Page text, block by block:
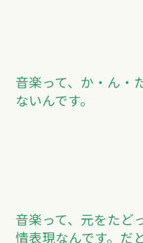
音楽って、か・ん・
ないんです。
音楽って、元をたど
情表現なんです。だ